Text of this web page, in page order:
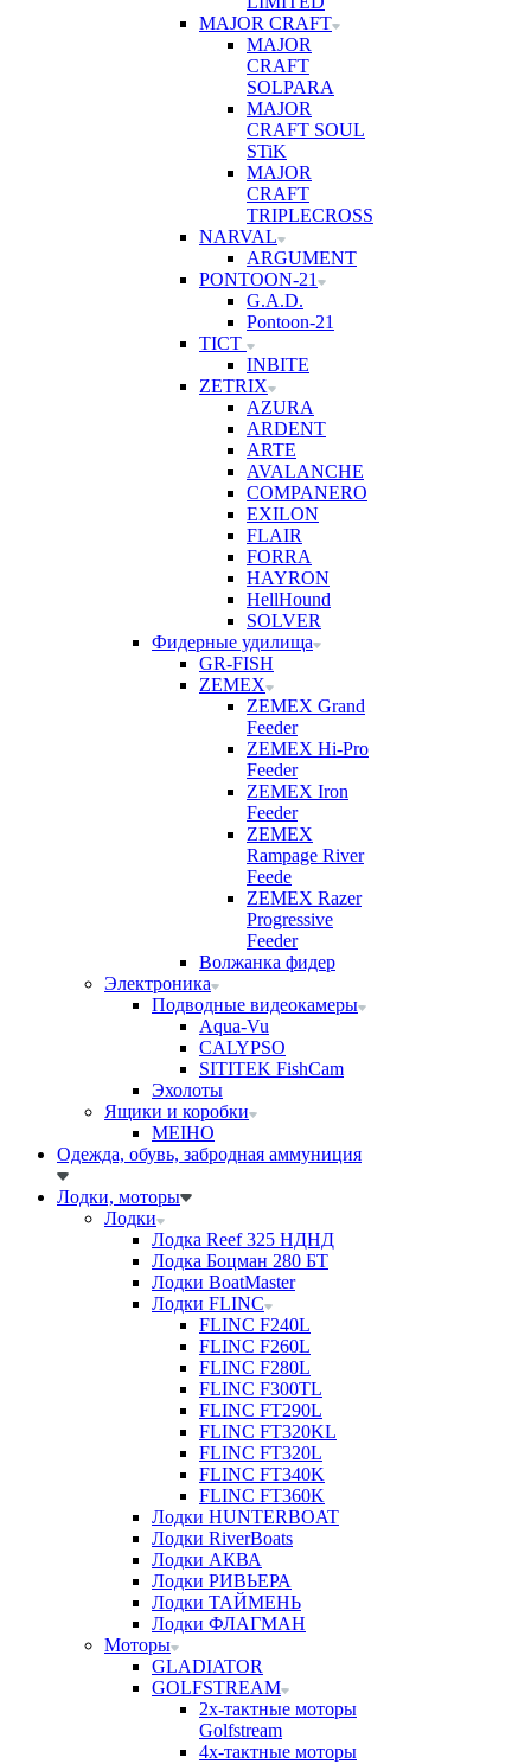
MAJOR CRAFT
MAJOR
CRAFT
SOLPARA
MAJOR
CRAFT SOUL
STiK
MAJOR
CRAFT
TRIPLECROSS
NARVAL
ARGUMENT
PONTOON-21
G.A.D.
Pontoon-21
TICT
INBITE
ZETRIX
AZURA
ARDENT
ARTE
AVALANCHE
COMPANERO
EXILON
FLAIR
FORRA
HAYRON
HellHound
SOLVER
Фидерные удилища
GR-FISH
ZEMEX
ZEMEX Grand
Feeder
ZEMEX Hi-Pro
Feeder
ZEMEX Iron
Feeder
ZEMEX
Rampage River
Feede
ZEMEX Razer
Progressive
Feeder
Волжанка фидер
Электроника
Подводные видеокамеры
Aqua-Vu
CALYPSO
SITITEK FishCam
Эхолоты
Ящики и коробки
MEIHO
Одежда, обувь, забродная аммуниция
Лодки, моторы
Лодки
Лодка Reef 325 НДНД
Лодка Боцман 280 БТ
Лодки BoatMaster
Лодки FLINC
FLINC F240L
FLINC F260L
FLINC F280L
FLINC F300TL
FLINC FT290L
FLINC FT320KL
FLINC FT320L
FLINC FT340K
FLINC FT360K
Лодки HUNTERBOAT
Лодки RiverBoats
Лодки АКВА
Лодки РИВЬЕРА
Лодки ТАЙМЕНЬ
Лодки ФЛАГМАН
Моторы
GLADIATOR
GOLFSTREAM
2х-тактные моторы
Golfstream
4х-тактные моторы